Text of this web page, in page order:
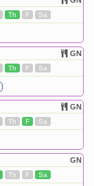
Th F Sa
GN
Th F Sa
GN
Th F Sa
GN
Th F Sa